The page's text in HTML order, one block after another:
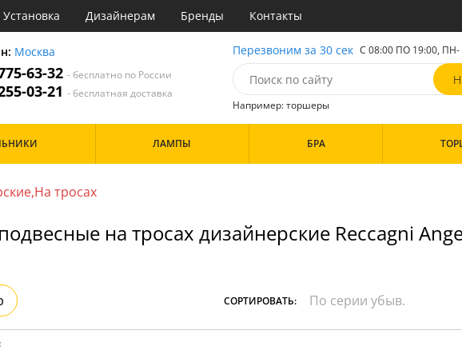
Установка Дизайнерам Бренды Контакты
Москва
63-32- бесплатно по России
03-21- бесплатная доставка
Перезвоним за 30 сек С 08:00 ПО 19:00, ПН-
Например: торшеры
Золото
Прозрачные
Дизайн/Форма
ЛАМПЫ БРА
тросах
на тросах дизайнерские Reccagni
СОРТИРОВАТЬ: